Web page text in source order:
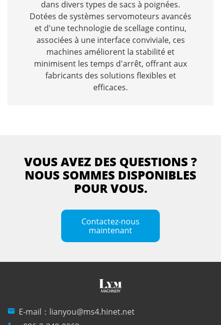
dans divers types de sacs à poignées.
Dotées de systèmes servomoteurs avancés
et d'une technologie de scellage continu,
associées à une interface conviviale, ces
machines améliorent la stabilité et
minimisent les temps d'arrêt, offrant aux
fabricants des solutions flexibles et
efficaces.
VOUS AVEZ DES QUESTIONS ?
NOUS SOMMES DISPONIBLES
POUR VOUS.
Contactez-nous
maintenant
mail E-mail： lianyou@ms4.hinet.net